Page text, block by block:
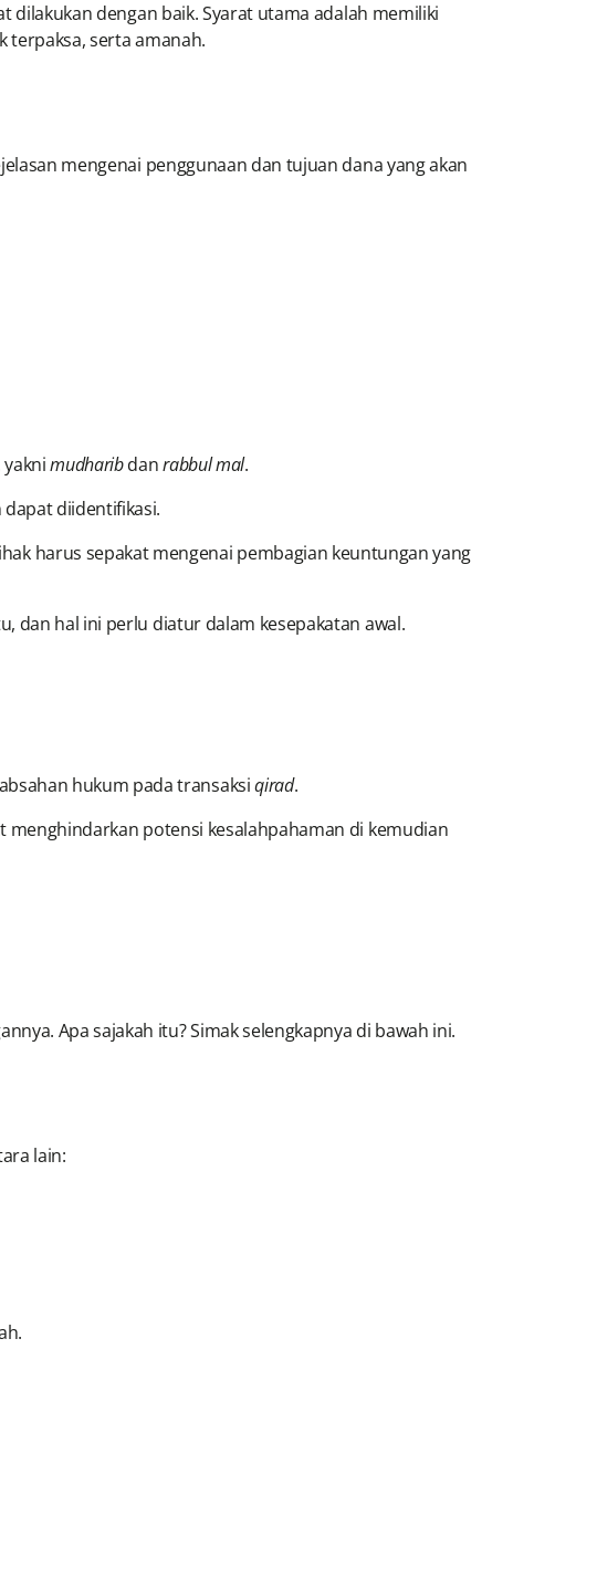
dilakukan dengan baik. Syarat utama adalah memiliki
terpaksa, serta amanah.
mengenai penggunaan dan tujuan dana yang akan
yaknimudharibdanrabbul mal.
dapat diidentifikasi.
harus sepakat mengenai pembagian keuntungan yang
dan hal ini perlu diatur dalam kesepakatan awal.
hukum pada transaksiqirad.
potensi kesalahpahaman di kemudian
Apa sajakah itu? Simak selengkapnya di bawah ini.
lain: